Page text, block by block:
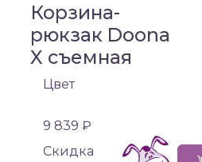
Корзина-
рюкзак Doona
X съемная
Цвет
9 839 ₽
Cкидка